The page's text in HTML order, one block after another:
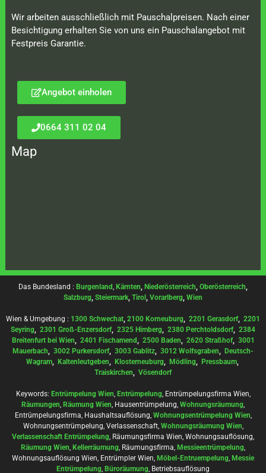
Wir arbeiten ausschließlich mit Pauschalpreisen. Nach einer
Besichtigung erhalten Sie von uns ein Pauschalangebot mit
Festpreis Garantie.
Angebot einholen
0664 311 02 04
Map
Das Bundesland : Burgenland, Kärnten, Niederösterreich, Oberösterreich,
Salzburg, Steiermark, Tirol , Vorarlberg, Wien
Wien & Umgebung : 1300 Schwechat, 2100 Korneuburg, 2201 Gerasdorf, 2201
Seyring, 2301 Groß-Enzersdorf, 2325 Himberg, 2380 Perchtoldsdorf, 2384
Breitenfurt bei Wien, 2401 Fischamend, 2500 Baden, 2620 Straßhof, 3001
Mauerbach, 3002 Purkersdorf, 3003 Gablitz, 3012 Wolfsgraben, Deutsch-
Wagram, Kaltenleutgeben, Klosterneuburg, Mödling, Pressbaum,
Traiskirchen, Vösendorf
Keywords: Entrümpelung Wien, Entrümpelung, Entrümpelungsfirma Wien,
Räumungen, Räumung Wien, Hausentrümpelung, Wohnungsräumung,
Entrümpelungsfirma, Haushaltsauflösung, Wohnungsentrümpelung Wien,
Wohnungsentrümpelung, Verlassenschaft, Wohnungsräumung Wien,
Verlassenschaft Entrümpelung, Räumungsfirma Wien, Wohnungsauflösung,
Räumung Wien, Kellerräumung, Räumungsfirma, Messieentrümpelung,
Wohnungsauflösung Wien, Entrümpler Wien, Möbel-Entruempelung, Messie
Entrümpelung, Büroräumung, Betriebsauflösung